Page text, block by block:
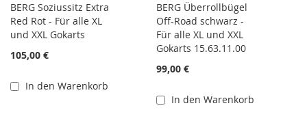
BERG Soziussitz Extra
Red Rot - Für alle XL
und XXL Gokarts
105,00 €
In den Warenkorb
BERG Überrollbügel
Off-Road schwarz -
Für alle XL und XXL
Gokarts 15.63.11.00
99,00 €
In den Warenkorb